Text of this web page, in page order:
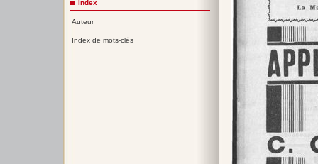
Index
Auteur
Index de mots-clés